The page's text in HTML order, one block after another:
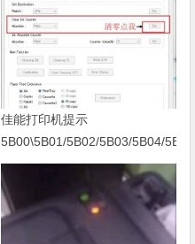
佳能打印机提示
5B00\5B01/5B02/5B03/5B04/